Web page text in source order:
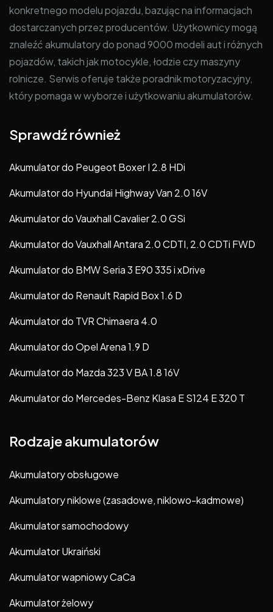
konkretnego modelu pojazdu, bazując na informacjach
dostarczanych przez producentów. Użytkownicy mogą
znaleźć akumulatory do ponad 9000 modeli aut i różnych
pojazdów, takich jak motocykle, łodzie czy maszyny
rolnicze. Serwis oferuje także poradnik motoryzacyjny,
który pomaga w wyborze i użytkowaniu akumulatorów.
Sprawdź również
Akumulator do Peugeot Boxer I 2.8 HDi
Akumulator do Hyundai Highway Van 2.0 16V
Akumulator do Vauxhall Cavalier 2.0 GSi
Akumulator do Vauxhall Antara 2.0 CDTI, 2.0 CDTi FWD
Akumulator do BMW Seria 3 E90 335 i xDrive
Akumulator do Renault Rapid Box 1.6 D
Akumulator do TVR Chimaera 4.0
Akumulator do Opel Arena 1.9 D
Akumulator do Mazda 323 V BA 1.8 16V
Akumulator do Mercedes-Benz Klasa E S124 E 320 T
Rodzaje akumulatorów
Akumulatory obsługowe
Akumulatory niklowe (zasadowe, niklowo-kadmowe)
Akumulator samochodowy
Akumulator Ukraiński
Akumulator wapniowy CaCa
Akumulator żelowy